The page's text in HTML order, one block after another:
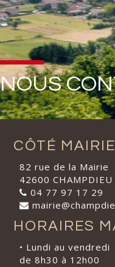
NOUS
CÔTÉ MAIRIE
82 rue de la Mairie
42600 CHAMPDIEU
04 77 97 17 29
HORAIRES
• Lundi au vendredi
de 8h30 à 12h00